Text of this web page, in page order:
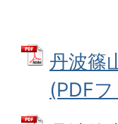
丹波篠
(PDF